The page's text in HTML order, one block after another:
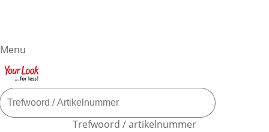
Menu
Trefwoord / artikelnummer